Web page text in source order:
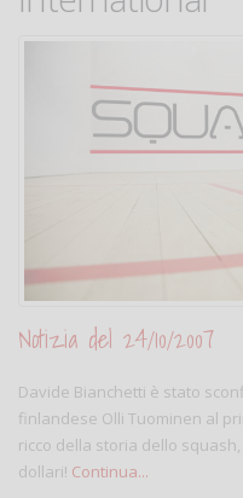
Notizia del 24/10/2007
Davide Bianchetti è stato
finlandese Olli Tuominen al
ricco della storia dello
dollari! Continua...